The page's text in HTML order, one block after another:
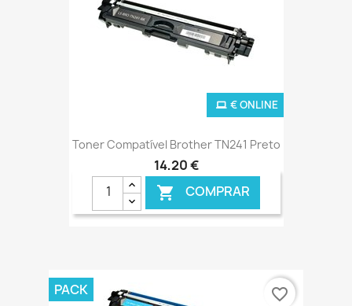
Toner Compatível Brother TN241 Preto
14,20 €
 COMPRAR
€ ONLINE
PACK favorite_border